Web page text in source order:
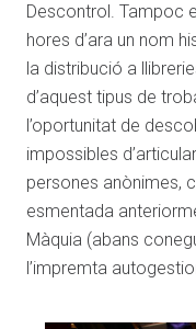
Descontrol. Tampoc
hores d’ara un nom
la distribució a
d’aquest tipus de
l’oportunitat de
impossibles
persones anònimes,
esmentada
Màquia (abans
l’impremta